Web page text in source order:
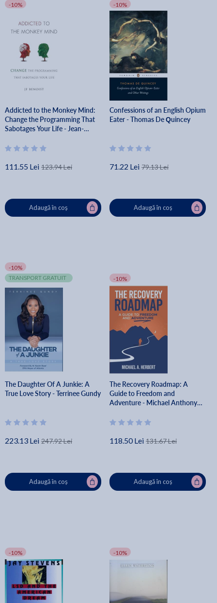
-10%
Addicted to the Monkey Mind:
Change the Programming That
Sabotages Your Life - Jean-
111.55 Lei 123.94 Lei
Adaugă în coș
-10%
Confessions of an English Opium
Eater - Thomas De Quincey
71.22 Lei 79.13 Lei
Adaugă în coș
-10%
TRANSPORT GRATUIT
The Daughter Of A Junkie: A
True Love Story - Terrinee Gundy
223.13 Lei 247.92 Lei
Adaugă în coș
-10%
The Recovery Roadmap: A
Guide to Freedom and
Adventure - Michael Anthony
118.50 Lei 131.67 Lei
Adaugă în coș
-10% -10%